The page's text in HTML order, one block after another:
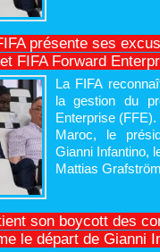
présente ses
FIFA Forward
La FIFA
la gestion du
Enterprise
Maroc, le
Gianni Infantino,
Mattias
son boycott des
le départ de Gianni